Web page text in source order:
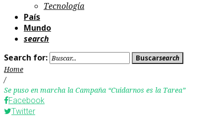
Tecnología
País
Mundo
search
Search for:
Buscarsearch
Home
/
Se puso en marcha la Campaña “Cuidarnos es la Tarea”
Facebook
Twitter